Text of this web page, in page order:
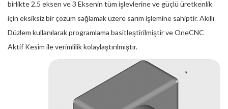
birlikte 2.5 eksen ve 3 Eksenin tüm işlevlerine ve güçlü üretkenlik
için eksiksiz bir çözüm sağlamak üzere sarım işlemine sahiptir. Akıllı
Düzlem kullanılarak programlama basitleştirilmiştir ve OneCNC
Aktif Kesim ile verimlilik kolaylaştırılmıştır.